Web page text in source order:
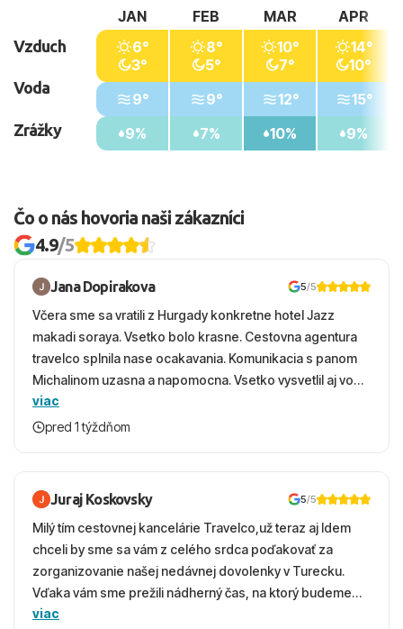
Vzduch
Voda
Zrážky
JAN
6°
3°
9°
9%
FEB
8°
5°
9°
7%
MAR
10°
7°
12°
10%
APR
14°
10°
15°
9%
Čo o nás hovoria naši zákazníci
4.9/5
Jana Dopirakova 5/5
Včera sme sa vratili z Hurgady konkretne hotel Jazz
makadi soraya. Vsetko bolo krasne. Cestovna agentura
travelco splnila nase ocakavania. Komunikacia s panom
Michalinom uzasna a napomocna. Vsetko vysvetlil aj vo
vecernych hodinach zaco sa ospravedlnujem. Hotel
krasny, cisty. Sluzby top. Strava, prostredie, more,
viac
pred 1 týždňom
Juraj Koskovsky 5/5
Milý tím cestovnej kancelárie Travelco,už teraz aj Idem
chceli by sme sa vám z celého srdca poďakovať za
zorganizovanie našej nedávnej dovolenky v Turecku.
Vďaka vám sme prežili nádherný čas, na ktorý budeme
ešte dlho s úsmevom spomínať. ​Všetko prebehlo
viac